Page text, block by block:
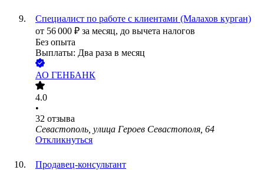
Специалист по работе с клиентами (Малахов курган)
от 56 000 ₽ за месяц, до вычета налогов
Без опыта
Выплаты: Два раза в месяц
АО ГЕНБАНК
4.0
•
32 отзыва
Севастополь, улица Героев Севастополя, 64
Откликнуться
Продавец-консультант